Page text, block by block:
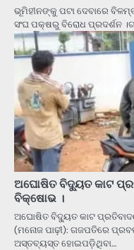
ଭୂମିହୀନଙ୍କୁ ପଟା ଦେବାରେ
ସଂଘ ପକ୍ଷରୁ ବିରୋଧ ପ୍ରଦର୍ଶନ
ଅଘୋଷିତ ବିଦ୍ୟୁତ କାଟ
ବିକ୍ଷୋଭ ।
ଅଘୋଷିତ ବିଦ୍ୟୁତ କାଟ
(ମନୋଜ ପାଢ଼ୀ): ଗଜପତିରେ
ଅସ୍ତବ୍ୟସ୍ତ ହୋଇପଡ଼ିଥିବା…